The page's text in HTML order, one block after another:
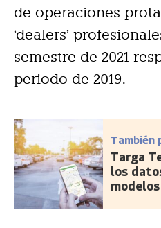
de operaciones
‘dealers’
semestre de 2021
periodo de 2019.
También
Targa
los